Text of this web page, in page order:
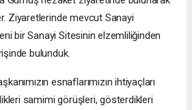
Ziyaretlerinde mevcut Sanayi
bir Sanayi Sitesinin elzemliliğinden
bulunduk.
esnaflarımızın ihtiyaçları
samimi görüşleri, gösterdikleri